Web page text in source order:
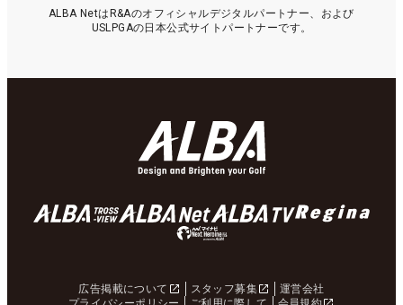
ALBA NetはR&Aのオフィシャルデジタルパートナー、および
USLPGAの日本公式サイトパートナーです。
広告掲載について スタッフ募集
運営会社